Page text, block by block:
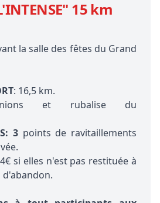
15 km
la salle des fêtes du Grand
: 16,5 km.
et rubalise du
3 points de ravitaillements
si elles n'est pas restituée à
d'abandon.